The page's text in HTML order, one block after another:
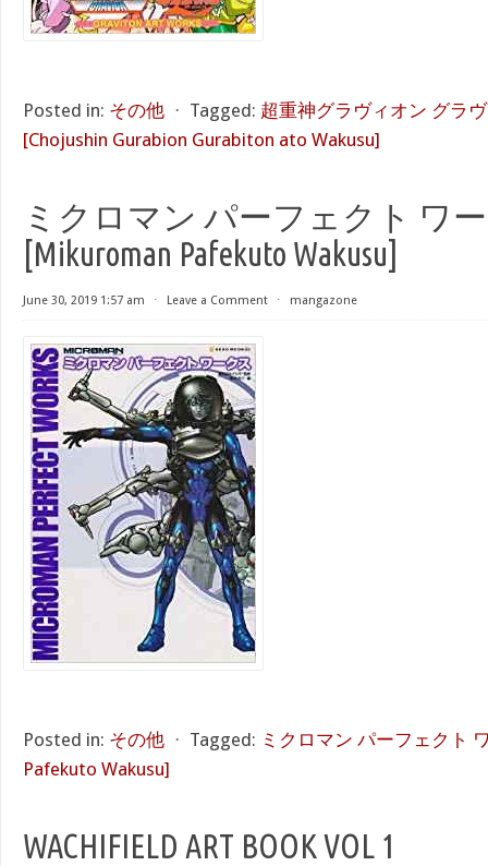
Posted in: その他 ⋅ Tagged: 超重神グラヴィオン グラ
[Chojushin Gurabion Gurabiton ato Wakusu]
ミクロマン パーフェクト ワ
[Mikuroman Pafekuto Wakusu]
June 30, 2019 1:57 am ⋅ Leave a Comment ⋅ mangazone
Posted in: その他 ⋅ Tagged: ミクロマン パーフェクト
Pafekuto Wakusu]
WACHIFIELD ART BOOK VOL 1